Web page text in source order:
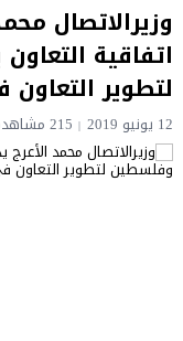
وزيرالاتصال
اتفاقية
لتطوير التعاون
12 يونيو 2019 215 مشاهدة